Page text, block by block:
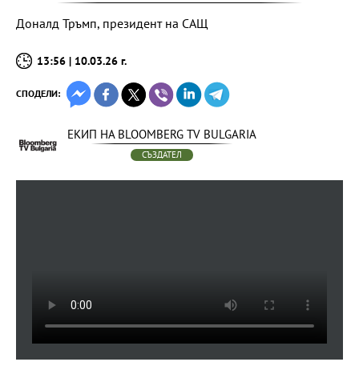
Доналд Тръмп, президент на САЩ
13:56 | 10.03.26 г.
СПОДЕЛИ:
ЕКИП НА BLOOMBERG TV BULGARIA
СЪЗДАТЕЛ